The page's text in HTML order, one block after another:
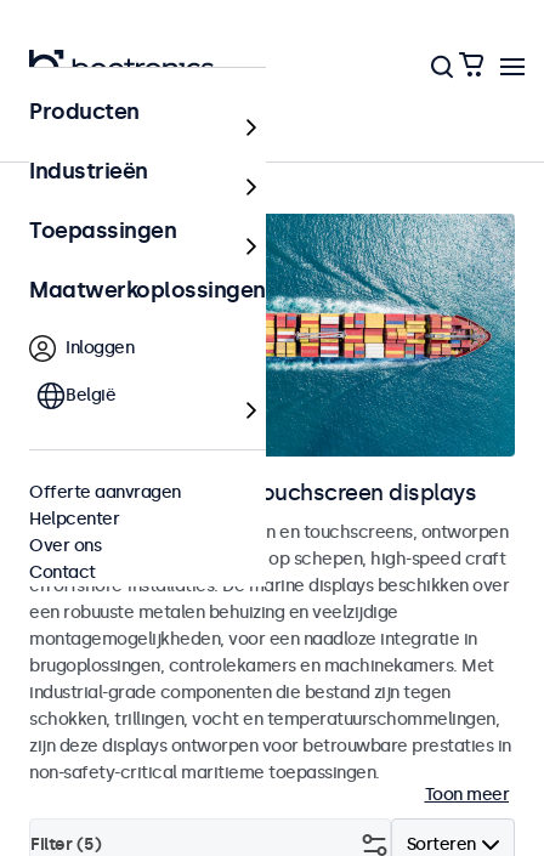
Marine
Marine monitoren en touchscreen displays
DNV Type Approved monitoren en touchscreens, ontworpen
voor maritieme toepassingen op schepen, high-speed craft
en offshore-installaties. De marine displays beschikken over
een robuuste metalen behuizing en veelzijdige
montagemogelijkheden, voor een naadloze integratie in
brugoplossingen, controlekamers en machinekamers. Met
industrial-grade componenten die bestand zijn tegen
schokken, trillingen, vocht en temperatuurschommelingen,
zijn deze displays ontworpen voor betrouwbare prestaties in
non-safety-critical maritieme toepassingen.
Toon meer
Sorteren
Filter (5)
Producten
Industrieën
Toepassingen
Maatwerkoplossingen
Inloggen
België
Offerte aanvragen
Helpcenter
Over ons
Contact